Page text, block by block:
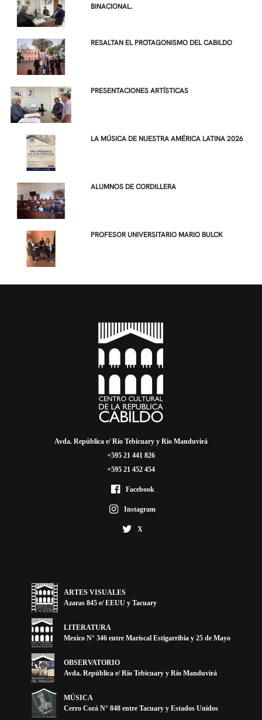
BINACIONAL.
RESALTAN EL PROTAGONISMO DEL CABILDO
PRESENTACIONES ARTÍSTICAS
LA MÚSICA DE NUESTRA AMÉRICA LATINA 2026
ALUMNOS DE CORDILLERA
PROFESOR UNIVERSITARIO MARIO BULCK
Avda. República e/ Río Tebicuary y Rio Manduvirá
+595 21 441 826
+595 21 452 454
Facebook
Instagram
X
ARTES VISUALES
Azaras 845 e/ EEUU y Tacuary
LITERATURA
Mexico N° 346 entre Mariscal Estigarribia y 25 de Mayo
OBSERVATORIO
Avda. República e/ Río Tebicuary y Río Manduvirá
MÚSICA
Cerro Corá N° 848 entre Tacuary y Estados Unidos